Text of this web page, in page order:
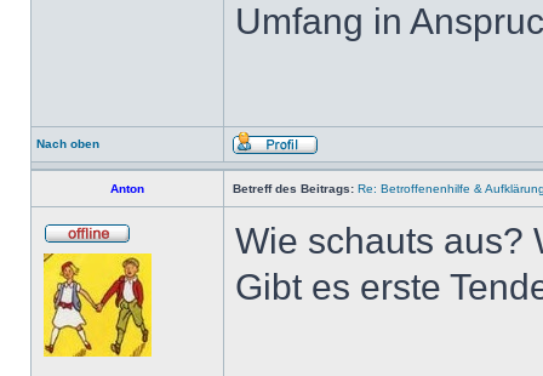
Umfang in
Nach oben
Anton Betreff des Beitrags: Re: Betroffenenhilfe &
Wie schauts aus?
Gibt es erste